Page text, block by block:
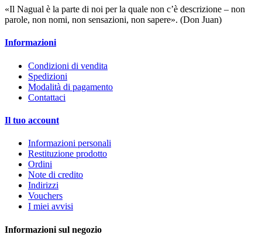
«Il Nagual è la parte di noi per la quale non c’è descrizione – non
parole, non nomi, non sensazioni, non sapere». (Don Juan)
Informazioni
Condizioni di vendita
Spedizioni
Modalità di pagamento
Contattaci
Il tuo account
Informazioni personali
Restituzione prodotto
Ordini
Note di credito
Indirizzi
Vouchers
I miei avvisi
Informazioni sul negozio